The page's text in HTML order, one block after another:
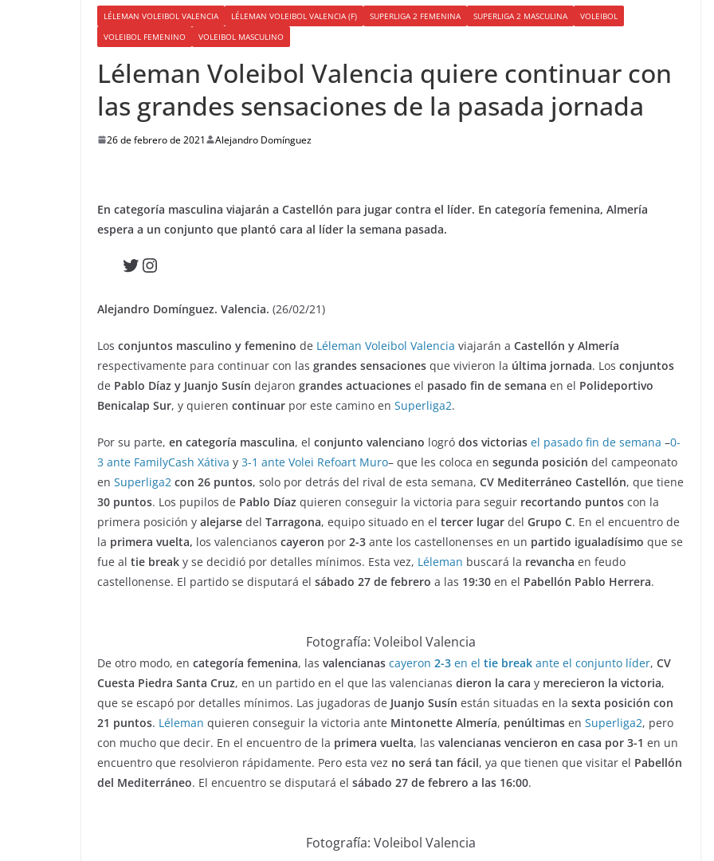
LÉLEMAN VOLEIBOL VALENCIA LÉLEMAN VOLEIBOL VALENCIA (F) SUPERLIGA 2 FEMENINA SUPERLIGA 2 MASCULINA
VOLEIBOL
VOLEIBOL FEMENINO
VOLEIBOL MASCULINO
Léleman Voleibol Valencia quiere continuar con
las grandes sensaciones de la pasada jornada
26 de febrero de 2021 Alejandro Domínguez
En categoría masculina viajarán a Castellón para jugar contra el líder. En categoría femenina, Almería
espera a un conjunto que plantó cara al líder la semana pasada.
Twitter
Instagram
Alejandro Domínguez. Valencia. (26/02/21)
Los conjuntos masculino y femenino de Léleman Voleibol Valencia viajarán a Castellón y Almería
respectivamente para continuar con las grandes sensaciones que vivieron la última jornada. Los conjuntos
de Pablo Díaz y Juanjo Susín dejaron grandes actuaciones el pasado fin de semana en el Polideportivo
Benicalap Sur, y quieren continuar por este camino en Superliga2.
Por su parte, en categoría masculina, el conjunto valenciano logró dos victorias el pasado fin de semana –0-
3 ante FamilyCash Xátiva y 3-1 ante Volei Refoart Muro– que les coloca en segunda posición del campeonato
en Superliga2 con 26 puntos, solo por detrás del rival de esta semana, CV Mediterráneo Castellón, que tiene
30 puntos. Los pupilos de Pablo Díaz quieren conseguir la victoria para seguir recortando puntos con la
primera posición y alejarse del Tarragona, equipo situado en el tercer lugar del Grupo C. En el encuentro de
la primera vuelta, los valencianos cayeron por 2-3 ante los castellonenses en un partido igualadísimo que se
fue al tie break y se decidió por detalles mínimos. Esta vez, Léleman buscará la revancha en feudo
castellonense. El partido se disputará el sábado 27 de febrero a las 19:30 en el Pabellón Pablo Herrera.
Fotografía: Voleibol Valencia
De otro modo, en categoría femenina, las valencianas cayeron 2-3 en el tie break ante el conjunto líder, CV
Cuesta Piedra Santa Cruz, en un partido en el que las valencianas dieron la cara y merecieron la victoria,
que se escapó por detalles mínimos. Las jugadoras de Juanjo Susín están situadas en la sexta posición con
21 puntos. Léleman quieren conseguir la victoria ante Mintonette Almería, penúltimas en Superliga2, pero
con mucho que decir. En el encuentro de la primera vuelta, las valencianas vencieron en casa por 3-1 en un
encuentro que resolvieron rápidamente. Pero esta vez no será tan fácil, ya que tienen que visitar el Pabellón
del Mediterráneo. El encuentro se disputará el sábado 27 de febrero a las 16:00.
Fotografía: Voleibol Valencia